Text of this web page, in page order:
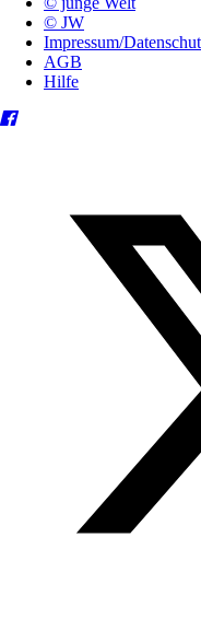
© JW
Impressum/
AGB
Hilfe